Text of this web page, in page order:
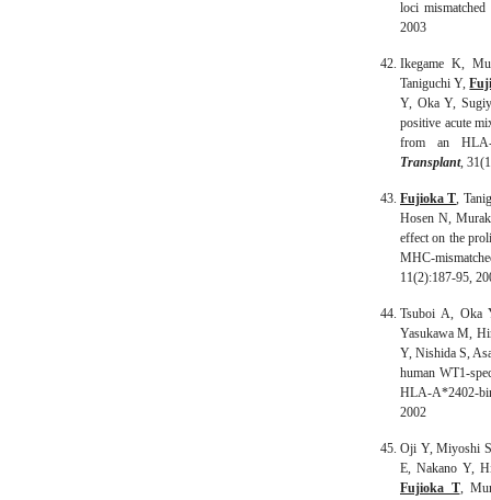
loci
2003
Ikegame K,
Taniguchi Y,
Y, Oka Y,
positive acute
from an HLA-
Transplant,
Fujioka T ,
Hosen N,
effect on the
MHC-
11(2):187-95,
Tsuboi A, Oka
Yasukawa M,
Y, Nishida S,
human WT1-
HLA-A*2402-
2002
Oji Y, Miyoshi
E, Nakano Y,
Fujioka T,